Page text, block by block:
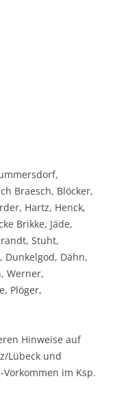
Braesch, Blöcker,
Hartz, Henck,
Brikke, Jäde,
Stuht,
Dunkelgod, Dähn,
Werner,
Plöger,
Hinweise auf
Lübeck und
im Ksp.